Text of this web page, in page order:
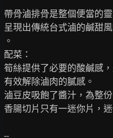
帶骨滷排骨是整個便當的
呈現出傳統台式滷的鹹甜
。
配菜：
筍絲提供了必要的酸鹹感
有效解除滷肉的膩感。
滷豆皮吸飽了醬汁，為整
香腸切片只有一迷你片，